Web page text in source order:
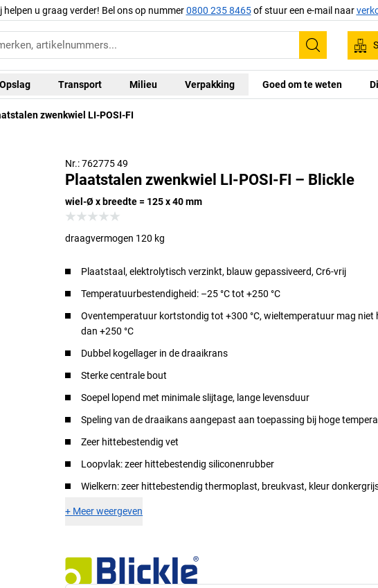
helpen u graag verder! Bel ons op nummer0800 235 8465of stuur een e-mail naar
Zoeken
Opslag Transport Milieu Verpakking Goed om te weten
zwenkwiel LI-POSI-FI
Nr.: 762775 49
Plaatstalen zwenkwiel LI-POSI-FI – Blickle
wiel-Ø x breedte = 125 x 40 mm
draagvermogen 120 kg
Plaatstaal, elektrolytisch verzinkt, blauw gepassiveerd, Cr6-vrij
Temperatuurbestendigheid: –25 °C tot +250 °C
Oventemperatuur kortstondig tot +300 °C, wieltemperatuur mag niet
dan +250 °C
Dubbel kogellager in de draaikrans
Sterke centrale bout
Soepel lopend met minimale slijtage, lange levensduur
Speling van de draaikans aangepast aan toepassing bij hoge
Zeer hittebestendig vet
Loopvlak: zeer hittebestendig siliconenrubber
Wielkern: zeer hittebestendig thermoplast, breukvast, kleur
+ Meer weergeven